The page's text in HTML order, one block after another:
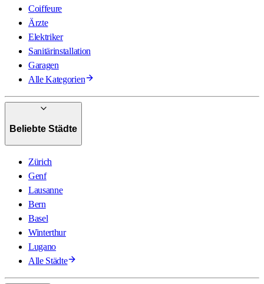
Coiffeure
Ärzte
Elektriker
Sanitärinstallation
Garagen
Alle Kategorien
Beliebte Städte
Zürich
Genf
Lausanne
Bern
Basel
Winterthur
Lugano
Alle Städte